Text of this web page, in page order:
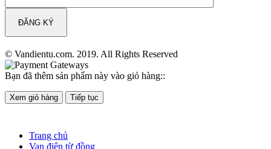
© Vandientu.com. 2019. All Rights Reserved
Bạn đã thêm sản phẩm này vào giỏ hàng::
Xem giỏ hàng Tiếp tục
Trang chủ
Van điện từ đồng